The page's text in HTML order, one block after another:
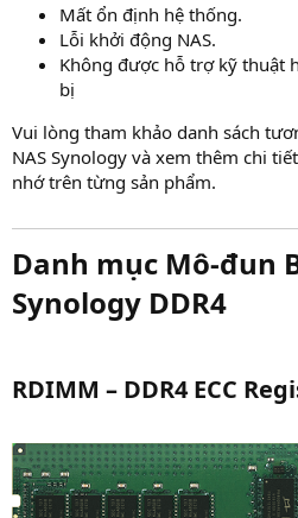
Mất ổn định hệ thống.
Lỗi khởi động NAS.
Không được hỗ trợ kỹ thuật
bị
Vui lòng tham khảo danh sách
NAS Synology và xem thêm chi
nhớ trên từng sản phẩm.
Danh mục Mô-đun
Synology DDR4​
RDIMM – DDR4 ECC